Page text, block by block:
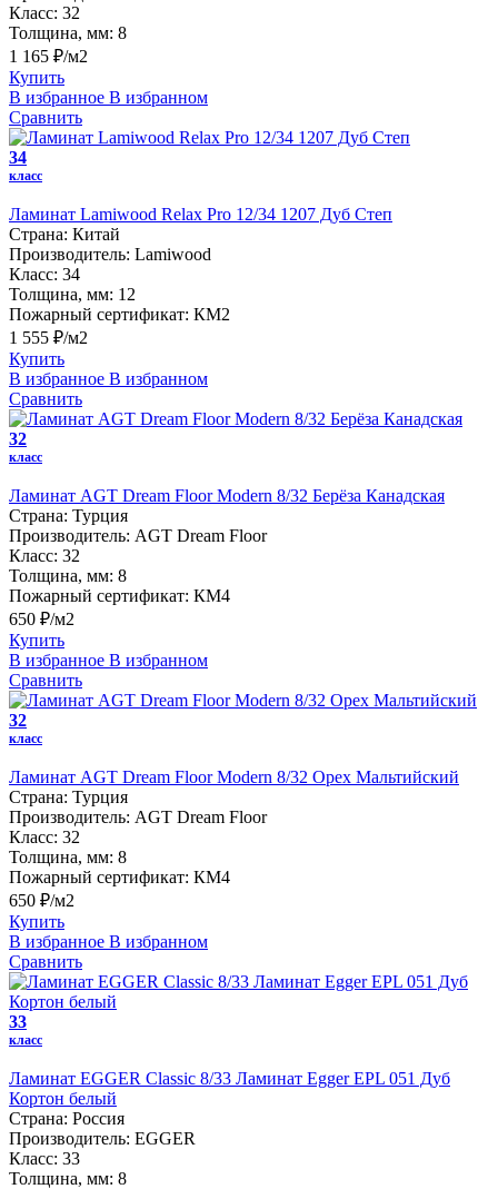
Класс: 32
Толщина, мм: 8
1 165 ₽/м2
Купить
В избранное В избранном
Сравнить
34
класс
Ламинат Lamiwood Relax Pro 12/34 1207 Дуб Степ
Страна: Китай
Производитель: Lamiwood
Класс: 34
Толщина, мм: 12
Пожарный сертификат: КМ2
1 555 ₽/м2
Купить
В избранное В избранном
Сравнить
32
класс
Ламинат AGT Dream Floor Modern 8/32 Берёза Канадская
Страна: Турция
Производитель: AGT Dream Floor
Класс: 32
Толщина, мм: 8
Пожарный сертификат: КМ4
650 ₽/м2
Купить
В избранное В избранном
Сравнить
32
класс
Ламинат AGT Dream Floor Modern 8/32 Орех Мальтийский
Страна: Турция
Производитель: AGT Dream Floor
Класс: 32
Толщина, мм: 8
Пожарный сертификат: КМ4
650 ₽/м2
Купить
В избранное В избранном
Сравнить
33
класс
Ламинат EGGER Classic 8/33 Ламинат Egger EPL 051 Дуб
Кортон белый
Страна: Россия
Производитель: EGGER
Класс: 33
Толщина, мм: 8